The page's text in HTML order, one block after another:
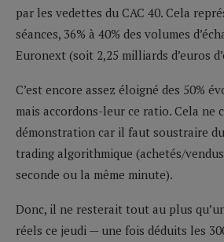
par les vedettes du CAC 40. Cela
séances, 36% à 40% des volumes
Euronext (soit 2,25 milliards d’euros
C’est encore assez éloigné des 50%
mais accordons-leur ce ratio. Cela ne
démonstration car il faut soustraire
trading algorithmique (achetés/
seconde ou la même minute).
Donc, il ne resterait tout au plus
réels ce jeudi — une fois déduits les